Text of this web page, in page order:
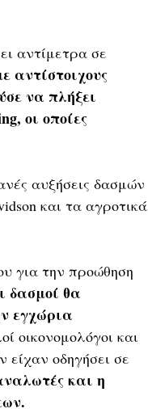
αντίμετρα σε
αντίστοιχους
να πλήξει
οι οποίες
αυξήσεις δασμών
και τα αγροτικά
για την προώθηση
δασμοί θα
εγχώρια
οικονομολόγοι και
είχαν οδηγήσει σε
και η